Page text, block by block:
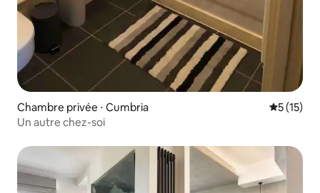
Chambre privée ⋅ Cumbria
5 (15)
Un autre chez-soi